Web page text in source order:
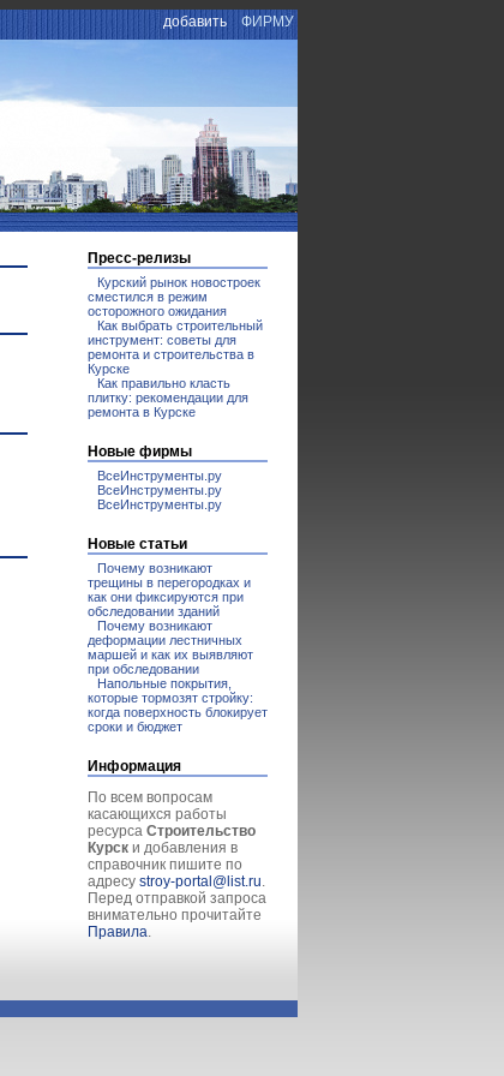
добавить ФИРМУ
Пресс-релизы
Курский рынок новостроек
сместился в режим
осторожного ожидания
Как выбрать строительный
инструмент: советы для
ремонта и строительства в
Курске
Как правильно класть
плитку: рекомендации для
ремонта в Курске
Новые фирмы
ВсеИнструменты.ру
ВсеИнструменты.ру
ВсеИнструменты.ру
Новые статьи
Почему возникают
трещины в перегородках и
как они фиксируются при
обследовании зданий
Почему возникают
деформации лестничных
маршей и как их выявляют
при обследовании
Напольные покрытия,
которые тормозят стройку:
когда поверхность блокирует
сроки и бюджет
Информация
По всем вопросам
касающихся работы
ресурса Строительство
Курск и добавления в
справочник пишите по
адресу stroy-portal@list.ru.
Перед отправкой запроса
внимательно прочитайте
Правила.